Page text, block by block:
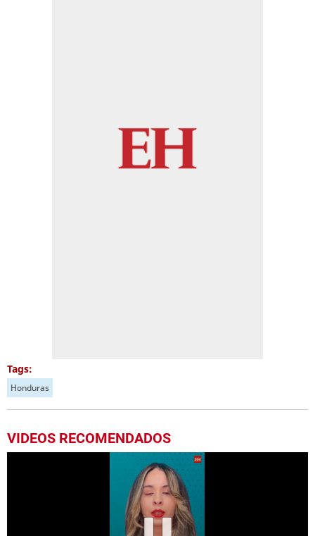
Tags:
Honduras
VIDEOS RECOMENDADOS